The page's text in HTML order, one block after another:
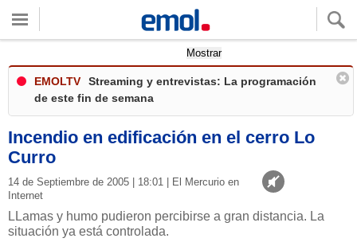
Mostrar
EMOLTV
Streaming y entrevistas: La programación
de este fin de semana
Incendio en edificación en el cerro Lo
Curro
14 de Septiembre de 2005 | 18:01 | El Mercurio en
Internet
LLamas y humo pudieron percibirse a gran distancia. La
situación ya está controlada.